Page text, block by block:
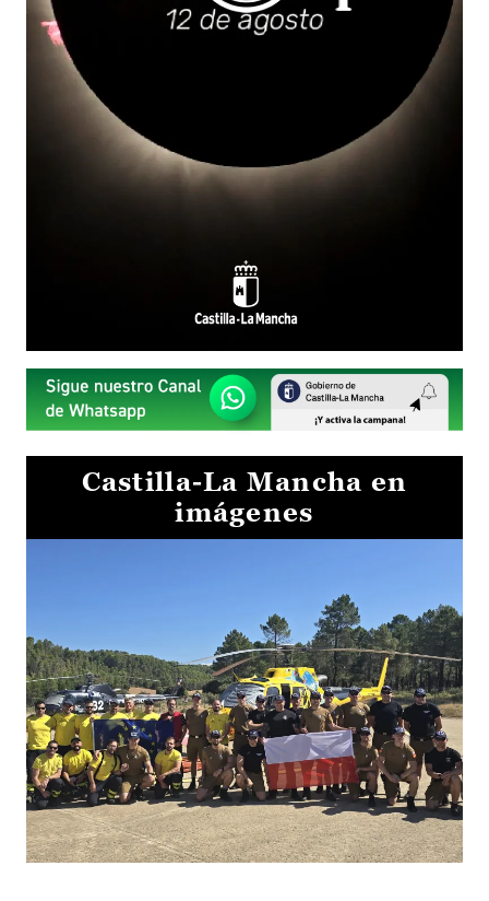
Castilla-La Mancha en
imágenes